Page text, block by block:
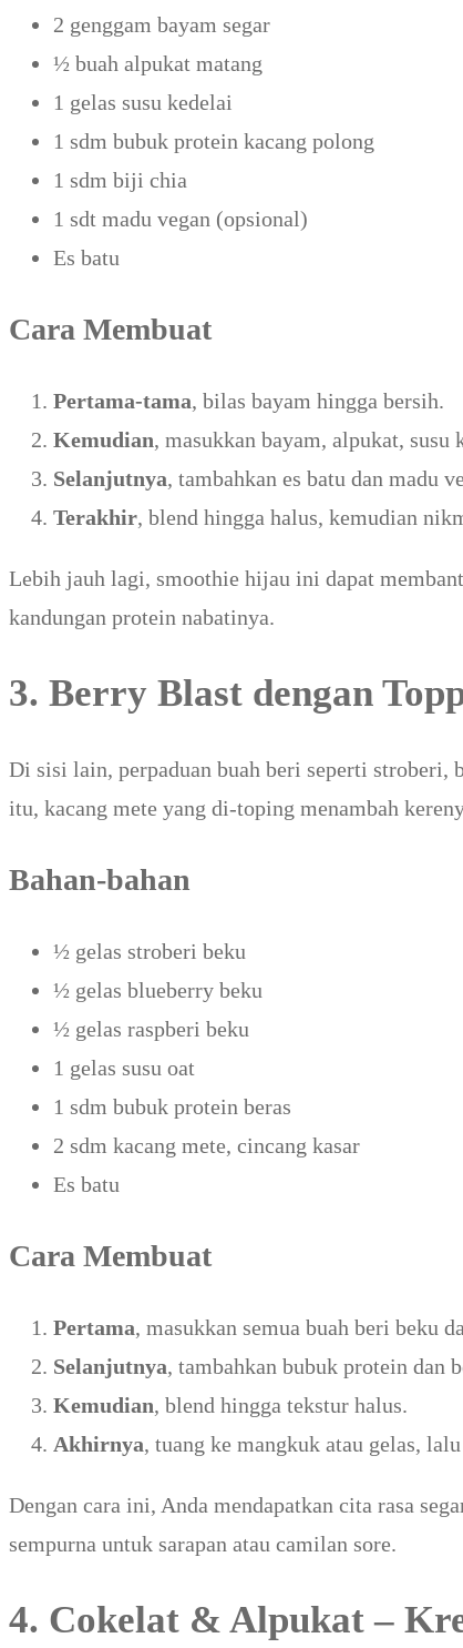
2 genggam bayam segar
½ buah alpukat matang
1 gelas susu kedelai
1 sdm bubuk protein kacang polong
1 sdm biji chia
1 sdt madu vegan (opsional)
Es batu
Cara Membuat
Pertama-tama, bilas bayam hingga bersih.
Kemudian, masukkan bayam, alpukat,
Selanjutnya, tambahkan es batu dan madu
Terakhir, blend hingga halus, kemudian
Lebih jauh lagi, smoothie hijau ini dapat
kandungan protein nabatinya.
3. Berry Blast dengan
Di sisi lain, perpaduan buah beri seperti stroberi,
itu, kacang mete yang di-toping menambah
Bahan-bahan
½ gelas stroberi beku
½ gelas blueberry beku
½ gelas raspberi beku
1 gelas susu oat
1 sdm bubuk protein beras
2 sdm kacang mete, cincang kasar
Es batu
Cara Membuat
Pertama, masukkan semua buah beri beku
Selanjutnya, tambahkan bubuk protein dan
Kemudian, blend hingga tekstur halus.
Akhirnya, tuang ke mangkuk atau gelas,
Dengan cara ini, Anda mendapatkan cita rasa
sempurna untuk sarapan atau camilan sore.
4. Cokelat & Alpukat –